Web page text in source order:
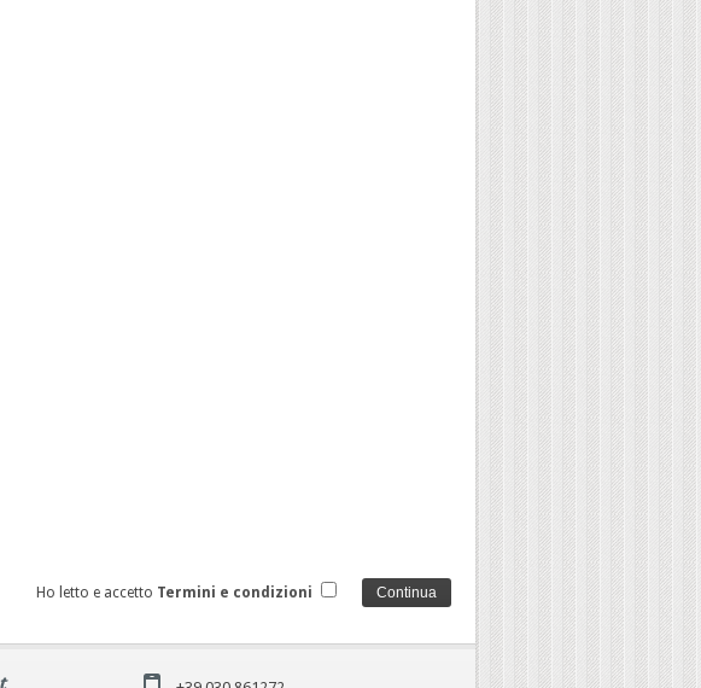
Ho letto e accetto Termini e condizioni